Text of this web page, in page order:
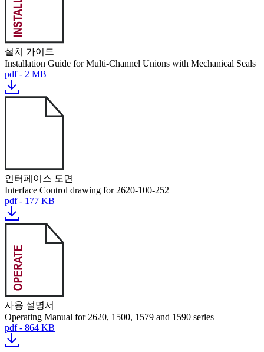
설치 가이드
Installation Guide for Multi-Channel Unions with Mechanical Seals
pdf - 2 MB
인터페이스 도면
Interface Control drawing for 2620-100-252
pdf - 177 KB
사용 설명서
Operating Manual for 2620, 1500, 1579 and 1590 series
pdf - 864 KB